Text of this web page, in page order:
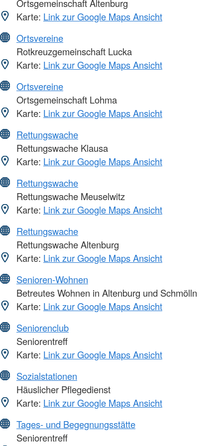
Ortsgemeinschaft Altenburg
Karte: Link zur Google Maps Ansicht
Ortsvereine
Rotkreuzgemeinschaft Lucka
Karte: Link zur Google Maps Ansicht
Ortsvereine
Ortsgemeinschaft Lohma
Karte: Link zur Google Maps Ansicht
Rettungswache
Rettungswache Klausa
Karte: Link zur Google Maps Ansicht
Rettungswache
Rettungswache Meuselwitz
Karte: Link zur Google Maps Ansicht
Rettungswache
Rettungswache Altenburg
Karte: Link zur Google Maps Ansicht
Senioren-Wohnen
Betreutes Wohnen in Altenburg und Schmölln
Karte: Link zur Google Maps Ansicht
Seniorenclub
Seniorentreff
Karte: Link zur Google Maps Ansicht
Sozialstationen
Häuslicher Pflegedienst
Karte: Link zur Google Maps Ansicht
Tages- und Begegnungsstätte
Seniorentreff